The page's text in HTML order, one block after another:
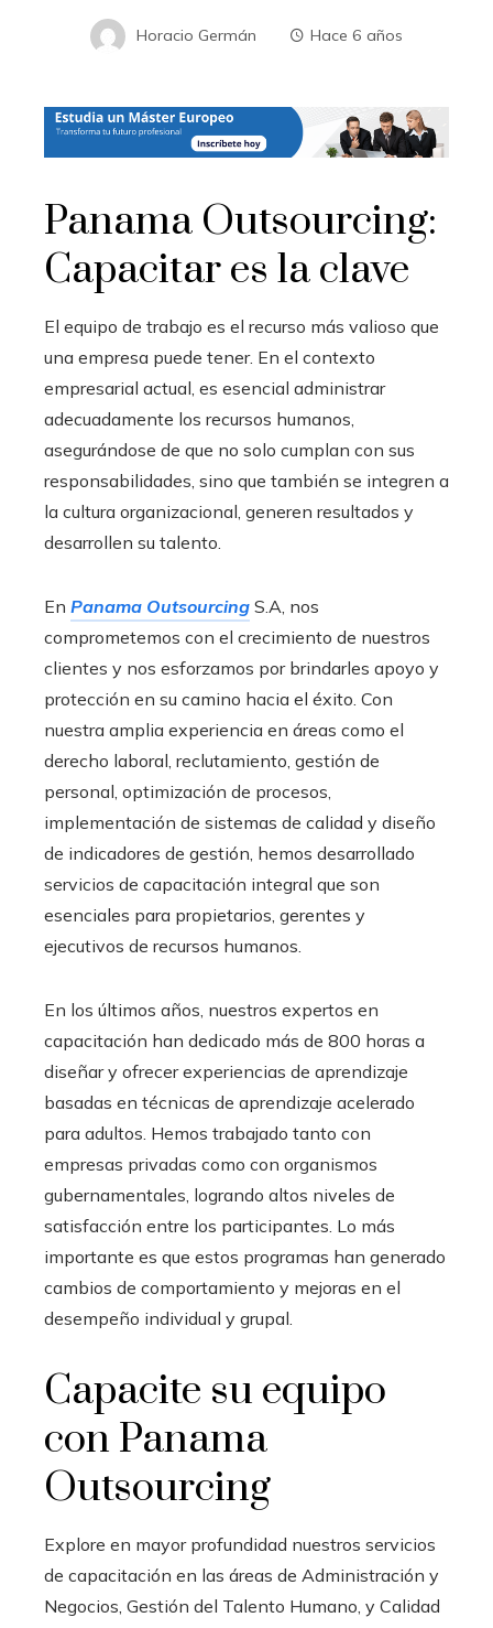
Horacio Germán Hace 6 años
Panama Outsourcing:
Capacitar es la clave
El equipo de trabajo es el recurso más valioso que
una empresa puede tener. En el contexto
empresarial actual, es esencial administrar
adecuadamente los recursos humanos,
asegurándose de que no solo cumplan con sus
responsabilidades, sino que también se integren a
la cultura organizacional, generen resultados y
desarrollen su talento.
En Panama Outsourcing S.A, nos
comprometemos con el crecimiento de nuestros
clientes y nos esforzamos por brindarles apoyo y
protección en su camino hacia el éxito. Con
nuestra amplia experiencia en áreas como el
derecho laboral, reclutamiento, gestión de
personal, optimización de procesos,
implementación de sistemas de calidad y diseño
de indicadores de gestión, hemos desarrollado
servicios de capacitación integral que son
esenciales para propietarios, gerentes y
ejecutivos de recursos humanos.
En los últimos años, nuestros expertos en
capacitación han dedicado más de 800 horas a
diseñar y ofrecer experiencias de aprendizaje
basadas en técnicas de aprendizaje acelerado
para adultos. Hemos trabajado tanto con
empresas privadas como con organismos
gubernamentales, logrando altos niveles de
satisfacción entre los participantes. Lo más
importante es que estos programas han generado
cambios de comportamiento y mejoras en el
desempeño individual y grupal.
Capacite su equipo
con Panama
Outsourcing
Explore en mayor profundidad nuestros servicios
de capacitación en las áreas de Administración y
Negocios, Gestión del Talento Humano, y Calidad